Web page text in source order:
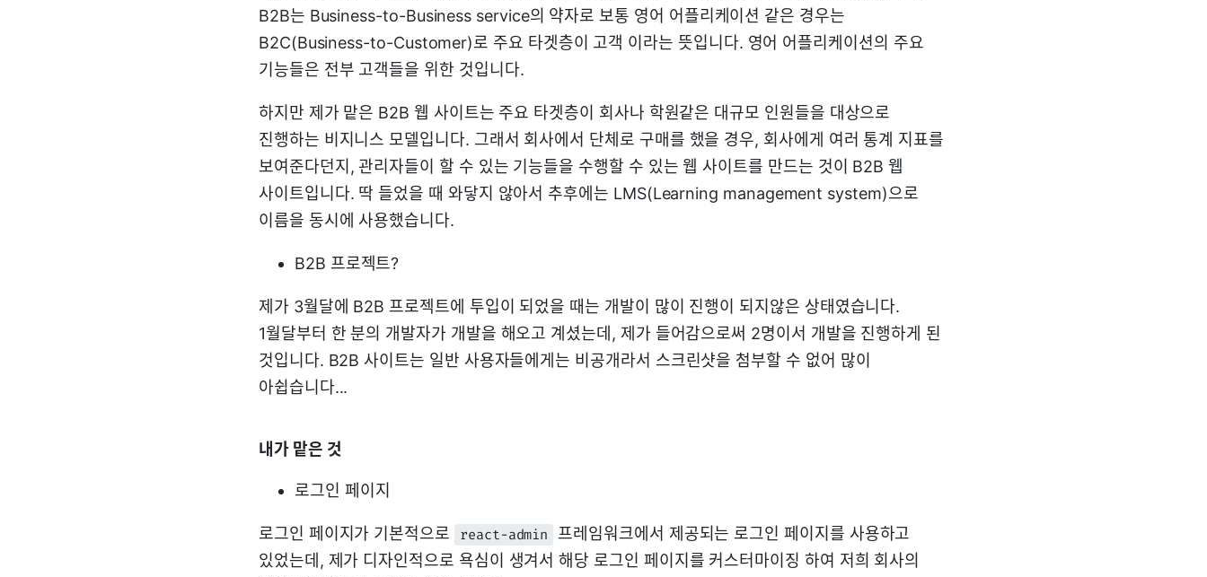
B2B는 Business-to-Business service의 약자로 보통 영어 어플리케이션 같은 경우는
B2C(Business-to-Customer)로 주요 타겟층이 고객 이라는 뜻입니다. 영어 어플리케이션의 주요
기능들은 전부 고객들을 위한 것입니다.
하지만 제가 맡은 B2B 웹 사이트는 주요 타겟층이 회사나 학원같은 대규모 인원들을 대상으로
진행하는 비지니스 모델입니다. 그래서 회사에서 단체로 구매를 했을 경우, 회사에게 여러 통계 지표를
보여준다던지, 관리자들이 할 수 있는 기능들을 수행할 수 있는 웹 사이트를 만드는 것이 B2B 웹
사이트입니다. 딱 들었을 때 와닿지 않아서 추후에는 LMS(Learning management system)으로
이름을 동시에 사용했습니다.
B2B 프로젝트?
제가 3월달에 B2B 프로젝트에 투입이 되었을 때는 개발이 많이 진행이 되지않은 상태였습니다.
1월달부터 한 분의 개발자가 개발을 해오고 계셨는데, 제가 들어감으로써 2명이서 개발을 진행하게 된
것입니다. B2B 사이트는 일반 사용자들에게는 비공개라서 스크린샷을 첨부할 수 없어 많이
아쉽습니다...
내가 맡은 것
로그인 페이지
로그인 페이지가 기본적으로 react-admin
프레임워크에서 제공되는 로그인 페이지를 사용하고
있었는데, 제가 디자인적으로 욕심이 생겨서 해당 로그인 페이지를 커스터마이징 하여 저희 회사의